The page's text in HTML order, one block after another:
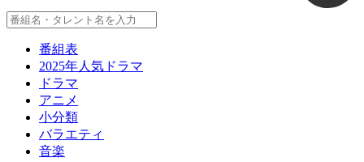
番組表
2025年人気ドラマ
ドラマ
アニメ
小分類
バラエティ
音楽